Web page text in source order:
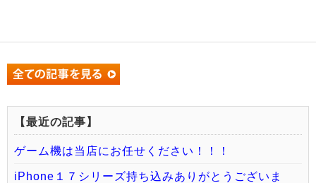
【最近の記事】
ゲーム機は当店にお任せください！！！
iPhone１７シリーズ持ち込みありがとうございま